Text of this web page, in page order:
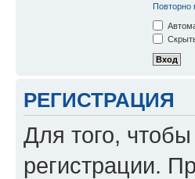
Повторно
РЕГИСТРАЦИЯ
Для того,
регистрации.